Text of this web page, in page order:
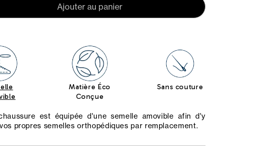
Ajouter au panier
Matière Éco
Conçue
Sans couture
est équipée d'une semelle amovible afin d'y
propres semelles orthopédiques par remplacement.